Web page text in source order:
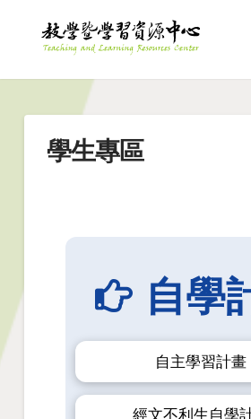
學生專區
自學
自主學習計畫
經文不利生自學